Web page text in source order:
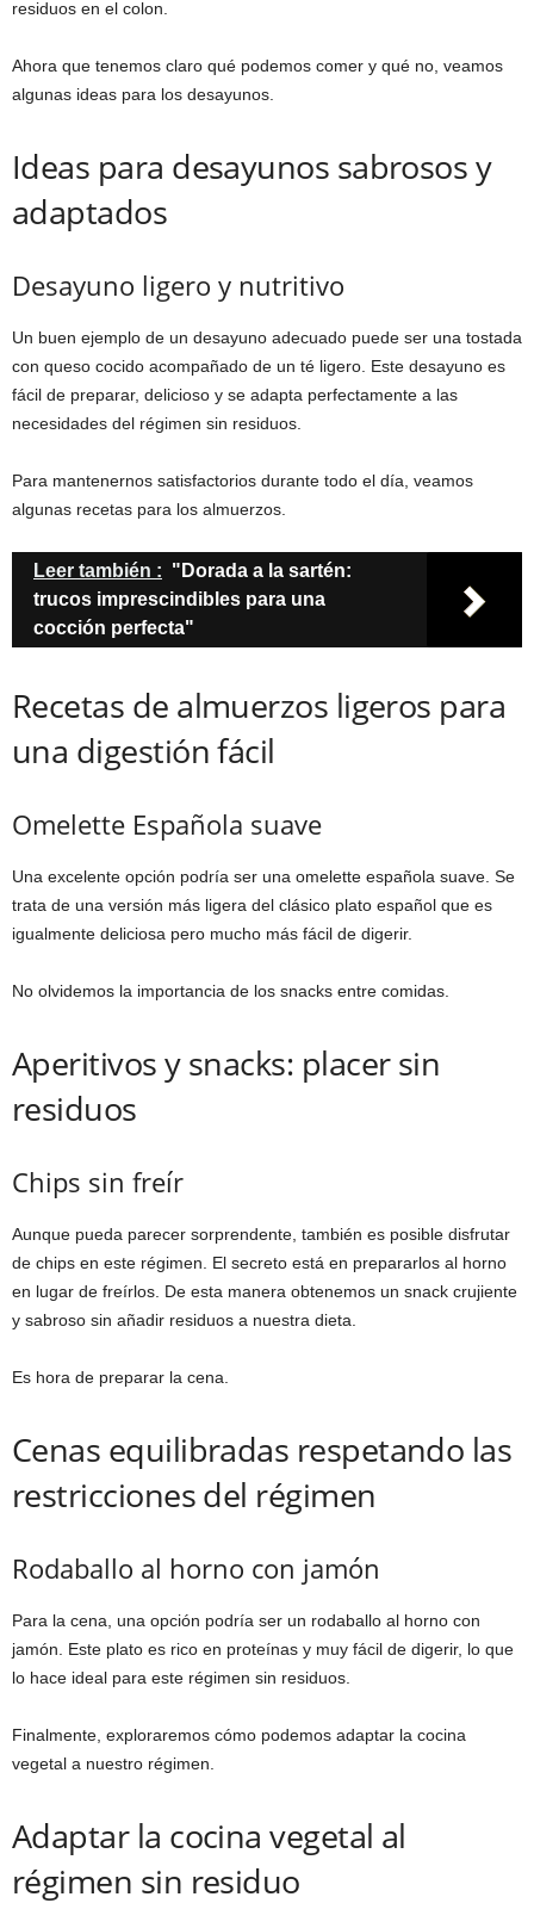
residuos en el colon.
Ahora que tenemos claro qué podemos comer y qué no, veamos
algunas ideas para los desayunos.
Ideas para desayunos sabrosos y
adaptados
Desayuno ligero y nutritivo
Un buen ejemplo de un desayuno adecuado puede ser una tostada
con queso cocido acompañado de un té ligero. Este desayuno es
fácil de preparar, delicioso y se adapta perfectamente a las
necesidades del régimen sin residuos.
Para mantenernos satisfactorios durante todo el día, veamos
algunas recetas para los almuerzos.
Leer también : "Dorada a la sartén:
trucos imprescindibles para una
cocción perfecta"
Recetas de almuerzos ligeros para
una digestión fácil
Omelette Española suave
Una excelente opción podría ser una omelette española suave. Se
trata de una versión más ligera del clásico plato español que es
igualmente deliciosa pero mucho más fácil de digerir.
No olvidemos la importancia de los snacks entre comidas.
Aperitivos y snacks: placer sin
residuos
Chips sin freír
Aunque pueda parecer sorprendente, también es posible disfrutar
de chips en este régimen. El secreto está en prepararlos al horno
en lugar de freírlos. De esta manera obtenemos un snack crujiente
y sabroso sin añadir residuos a nuestra dieta.
Es hora de preparar la cena.
Cenas equilibradas respetando las
restricciones del régimen
Rodaballo al horno con jamón
Para la cena, una opción podría ser un rodaballo al horno con
jamón. Este plato es rico en proteínas y muy fácil de digerir, lo que
lo hace ideal para este régimen sin residuos.
Finalmente, exploraremos cómo podemos adaptar la cocina
vegetal a nuestro régimen.
Adaptar la cocina vegetal al
régimen sin residuo